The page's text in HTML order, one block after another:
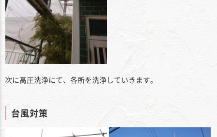
次に高圧洗浄にて、各所を洗浄していきます。
台風対策